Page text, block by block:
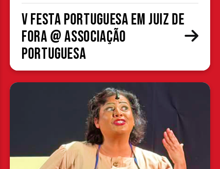
V Festa Portuguesa em Juiz de
Fora @ Associação
Portuguesa